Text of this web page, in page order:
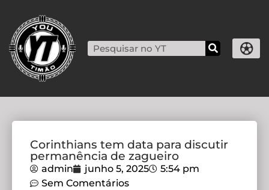
Corinthians tem data para discutir
permanência de zagueiro
admin junho 5, 2025
5:54 pm
Sem Comentários